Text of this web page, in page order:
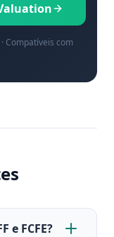
Compatíveis com
e FCFE?